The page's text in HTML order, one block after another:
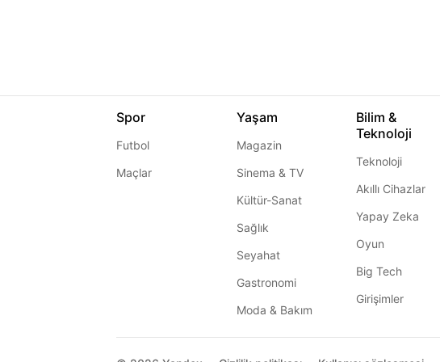
Spor
Futbol
Maçlar
Yaşam
Magazin
Sinema & TV
Kültür-Sanat
Sağlık
Seyahat
Gastronomi
Moda & Bakım
Bilim &
Teknoloji
Teknoloji
Akıllı Cihazlar
Yapay Zeka
Oyun
Big Tech
Girişimler